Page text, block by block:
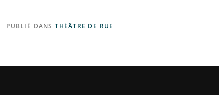
PUBLIÉ DANSTHÉÂTRE DE RUE